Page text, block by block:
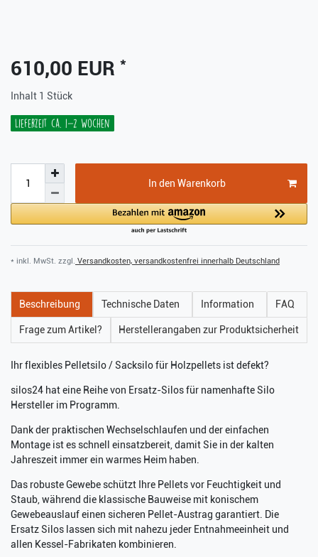
610,00 EUR *
Inhalt 1 Stück
Lieferzeit ca. 1-2 Wochen
In den Warenkorb
* inkl. MwSt. zzgl. Versandkosten, versandkostenfrei innerhalb Deutschland
Beschreibung Technische Daten Information FAQ
Frage zum Artikel? Herstellerangaben zur Produktsicherheit
Ihr flexibles Pelletsilo / Sacksilo für Holzpellets ist defekt?
silos24 hat eine Reihe von Ersatz-Silos für namenhafte Silo
Hersteller im Programm.
Dank der praktischen Wechselschlaufen und der einfachen
Montage ist es schnell einsatzbereit, damit Sie in der kalten
Jahreszeit immer ein warmes Heim haben.
Das robuste Gewebe schützt Ihre Pellets vor Feuchtigkeit und
Staub, während die klassische Bauweise mit konischem
Gewebeauslauf einen sicheren Pellet-Austrag garantiert. Die
Ersatz Silos lassen sich mit nahezu jeder Entnahmeeinheit und
allen Kessel-Fabrikaten kombinieren.